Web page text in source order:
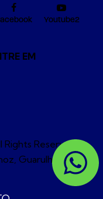
Youtube2
EM
Rights Reserved. |
Guarulhos –